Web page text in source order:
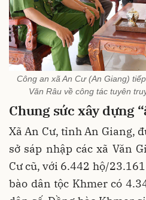
Công an xã An Cư (An Giang)
Văn Râu về công tác tuyên
Chung sức xây dựng
Xã An Cư, tỉnh An Giang,
sở sáp nhập các xã Văn
Cư cũ, với 6.442 hộ/
bào dân tộc Khmer có